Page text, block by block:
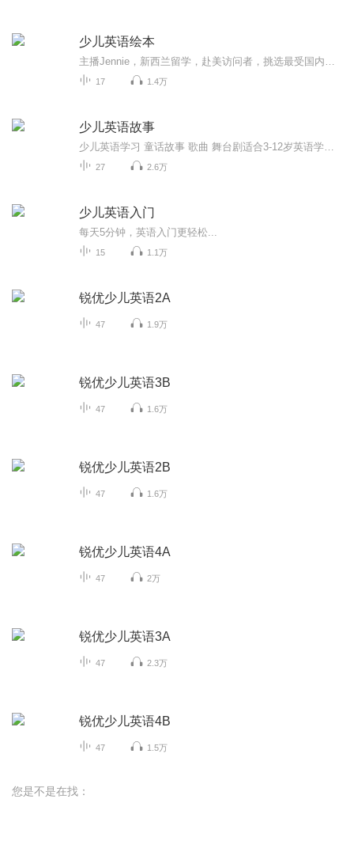
少儿英语绘本
17 1.4万
少儿英语故事
27 2.6万
少儿英语入门
每天5分钟，英语入门更轻松...
15 1.1万
锐优少儿英语2A
47 1.9万
锐优少儿英语3B
47 1.6万
锐优少儿英语2B
47 1.6万
锐优少儿英语4A
47 2万
锐优少儿英语3A
47 2.3万
锐优少儿英语4B
47 1.5万
您是不是在找：